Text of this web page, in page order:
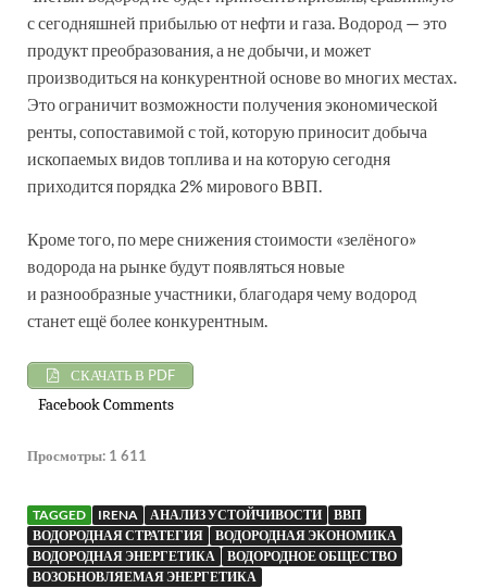
с сегодняшней прибылью от нефти и газа. Водород — это
продукт преобразования, а не добычи, и может
производиться на конкурентной основе во многих местах.
Это ограничит возможности получения экономической
ренты, сопоставимой с той, которую приносит добыча
ископаемых видов топлива и на которую сегодня
приходится порядка 2% мирового ВВП.
Кроме того, по мере снижения стоимости «зелёного»
водорода на рынке будут появляться новые
и разнообразные участники, благодаря чему водород
станет ещё более конкурентным.
СКАЧАТЬ В PDF
Facebook Comments
Просмотры: 1 611
TAGGED IRENA АНАЛИЗ УСТОЙЧИВОСТИ
ВВП
ВОДОРОДНАЯ СТРАТЕГИЯ
ВОДОРОДНАЯ ЭКОНОМИКА
ВОДОРОДНАЯ ЭНЕРГЕТИКА
ВОДОРОДНОЕ ОБЩЕСТВО
ВОЗОБНОВЛЯЕМАЯ ЭНЕРГЕТИКА